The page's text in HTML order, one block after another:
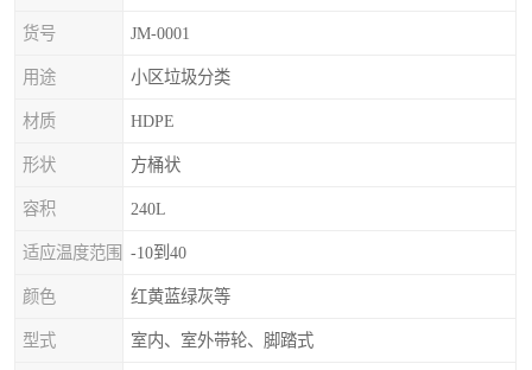
货号 JM-0001
用途 小区垃圾分类
材质 HDPE
形状 方桶状
容积 240L
适应温度范围 -10到40
颜色 红黄蓝绿灰等
型式 室内、室外带轮、脚踏式